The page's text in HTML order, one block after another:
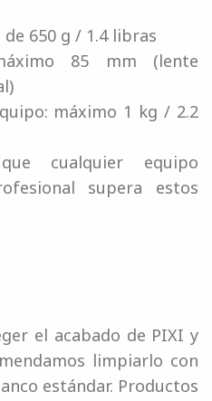
650 g / 1.4 libras
85 mm (lente
máximo 1 kg / 2.2
cualquier equipo
supera estos
el acabado de PIXI y
limpiarlo con
estándar. Productos